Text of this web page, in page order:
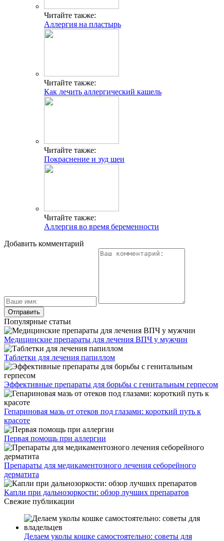
Читайте также:
Аллергия на пластырь
Читайте также:
Как лечить аллергический кашель
Читайте также:
Покраснение и зуд шеи
Читайте также:
Аллергия во время беременности
Добавить комментарий
Популярные статьи
Медицинские препараты для лечения ВПЧ у мужчин
Таблетки для лечения папиллом
Эффективные препараты для борьбы с генитальным герпесом
Гепариновая мазь от отеков под глазами: короткий путь к
красоте
Первая помощь при аллергии
Препараты для медикаментозного лечения себорейного
дерматита
Капли при дальнозоркости: обзор лучших препаратов
Свежие публикации
Делаем уколы кошке самостоятельно: советы для